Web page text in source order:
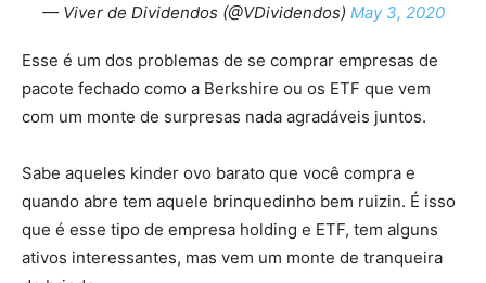
— Viver de Dividendos (@VDividendos) May 3, 2020
Esse é um dos problemas de se comprar empresas de
pacote fechado como a Berkshire ou os ETF que vem
com um monte de surpresas nada agradáveis juntos.
Sabe aqueles kinder ovo barato que você compra e
quando abre tem aquele brinquedinho bem ruizin. É isso
que é esse tipo de empresa holding e ETF, tem alguns
ativos interessantes, mas vem um monte de tranqueira